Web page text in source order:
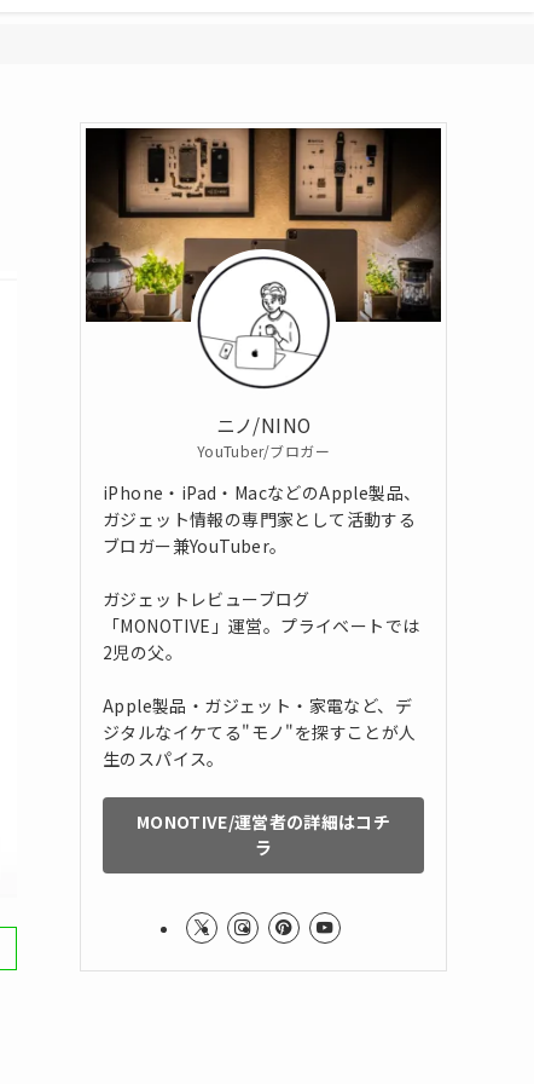
ニノ/NINO
YouTuber/ブロガー
iPhone・iPad・MacなどのApple製品、
ガジェット情報の専門家として活動する
ブロガー兼YouTuber。
ガジェットレビューブログ
「MONOTIVE」運営。プライベートでは
2児の父。
Apple製品・ガジェット・家電など、デ
ジタルなイケてる"モノ"を探すことが人
生のスパイス。
MONOTIVE/運営者の詳細はコチ
ラ